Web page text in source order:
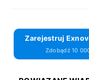
Zarejestruj
Zdobądź 10